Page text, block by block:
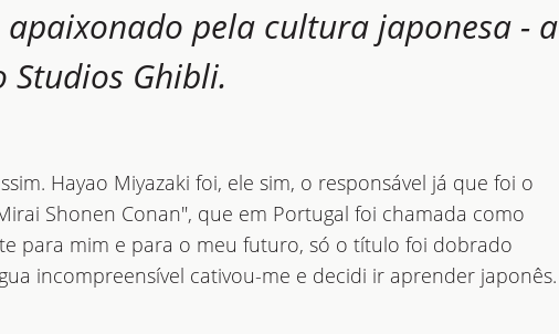
apaixonado pela cultura japonesa - a
Studios Ghibli.
Hayao Miyazaki foi, ele sim, o responsável já que foi o
Shonen Conan", que em Portugal foi chamada como
para mim e para o meu futuro, só o título foi dobrado
incompreensível cativou-me e decidi ir aprender japonês.